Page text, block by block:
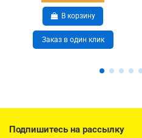
В корзину
Заказ в один клик
Подпишитесь на рассылку